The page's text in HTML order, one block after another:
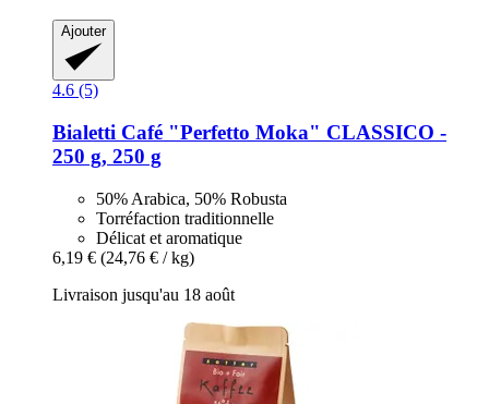
Ajouter
4.6 (5)
Bialetti Café "Perfetto Moka" CLASSICO -​
250 g, 250 g
50% Arabica, 50% Robusta
Torréfaction traditionnelle
Délicat et aromatique
6,19 € (24,76 € / kg)
Livraison jusqu'au 18 août